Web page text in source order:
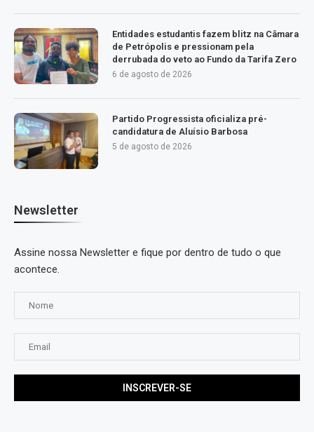
Entidades estudantis fazem blitz na Câmara
de Petrópolis e pressionam pela
derrubada do veto ao Fundo da Tarifa Zero
6 de agosto de 2026
Partido Progressista oficializa pré-
candidatura de Aluísio Barbosa
5 de agosto de 2026
Newsletter
Assine nossa Newsletter e fique por dentro de tudo o que
acontece.